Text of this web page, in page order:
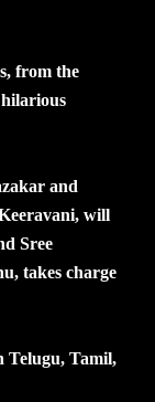
from the
and
will
Sree
takes charge
Telugu, Tamil,